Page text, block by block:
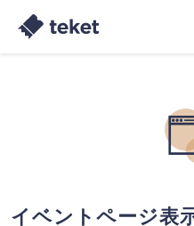
イベントページ表